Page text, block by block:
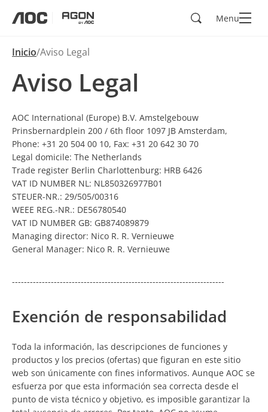
BuscarMenu
Inicio Aviso Legal
Aviso Legal
AOC International (Europe) B.V. Amstelgebouw
Prinsbernardplein 200 / 6th floor 1097 JB Amsterdam,
Phone: +31 20 504 00 10, Fax: +31 20 642 30 70
Legal domicile: The Netherlands
Trade register Berlin Charlottenburg: HRB 6426
VAT ID NUMBER NL: NL850326977B01
STEUER-NR.: 29/505/00316
WEEE REG.-NR.: DE56780540
VAT ID NUMBER GB: GB874089879
Managing director: Nico R. R. Vernieuwe
General Manager: Nico R. R. Vernieuwe
-----------------------------------------------------------------------
Exención de responsabilidad
Toda la información, las descripciones de funciones y
productos y los precios (ofertas) que figuran en este sitio
web son únicamente con fines informativos. Aunque AOC se
esfuerza por que esta información sea correcta desde el
punto de vista técnico y objetivo, es imposible garantizar la